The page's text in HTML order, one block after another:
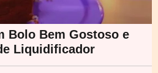
Bolo Bem Gostoso e
Liquidificador